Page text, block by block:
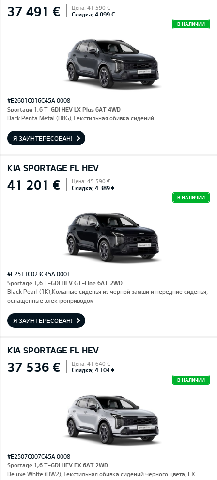
37 491 € Цена: 41 590 €
Скидка: 4 099 €
В НАЛИЧИИ
#E2601C016C45A 0008
Sportage 1,6 T-GDI HEV LX Plus 6AT 4WD
Dark Penta Metal (H8G),Текстильная обивка сидений
Я ЗАИНТЕРЕСОВАН!
KIA SPORTAGE FL HEV
41 201 € Цена: 45 590 €
Скидка: 4 389 €
В НАЛИЧИИ
#E2511C023C45A 0001
Sportage 1,6 T-GDI HEV GT-Line 6AT 2WD
Black Pearl (1K),Кожаные сиденья из черной замши и передние сиденья,
оснащенные электроприводом
Я ЗАИНТЕРЕСОВАН!
KIA SPORTAGE FL HEV
37 536 € Цена: 41 640 €
Скидка: 4 104 €
В НАЛИЧИИ
#E2507C007C45A 0008
Sportage 1,6 T-GDI HEV EX 6AT 2WD
Deluxe White (HW2),Текстильная обивка сидений черного цвета, EX